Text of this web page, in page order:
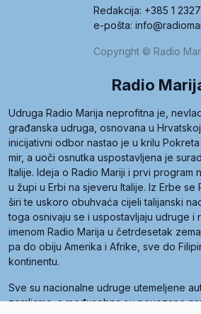
Redakcija: +385 1
e-pošta:
Copyright © Radio
Radio
Udruga Radio Marija neprofitna je,
građanska udruga, osnovana u
inicijativni odbor nastao je u krilu
mir, a uoči osnutka uspostavljena je
Italije. Ideja o Radio Mariji i prvi program
u župi u Erbi na sjeveru Italije. Iz Erbe se
širi te uskoro obuhvaća cijeli talijanski
toga osnivaju se i uspostavljaju udruge i
imenom Radio Marija u četrdesetak
pa do obiju Amerika i Afrike, sve do
kontinentu.
Sve su nacionalne udruge utemeljene
zemljama, a međusobna su povezane